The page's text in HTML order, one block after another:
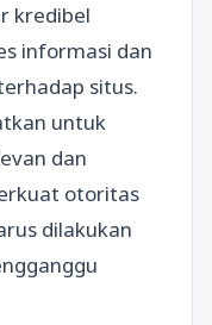
kredibel
informasi dan
situs.
untuk
dan
otoritas
dilakukan